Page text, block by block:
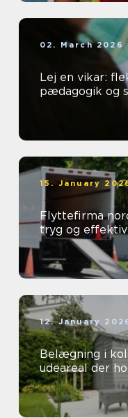
02. March 2026
Lej en vikar:
pædagogik og
15. January
Flyttefirma nordsjælland
tryg og
12. January
Belægning i kolding sådan
udeareal der